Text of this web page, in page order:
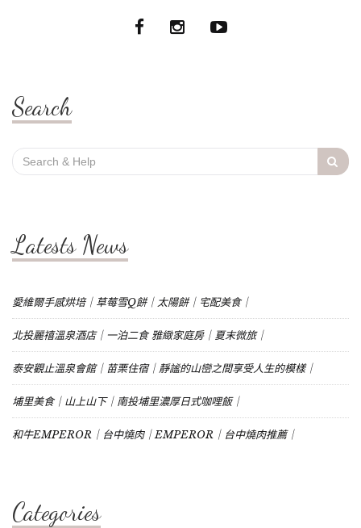
Search
Search
for:
Latests News
愛維爾手感烘培｜草莓雪Q餅｜太陽餅｜宅配美食｜
北投麗禧溫泉酒店｜一泊二食 雅緻家庭房｜夏末微旅｜
泰安觀止溫泉會館｜苗栗住宿｜靜謐的山巒之間享受人生的模樣｜
埔里美食｜山上山下｜南投埔里濃厚日式咖哩飯｜
和牛EMPEROR｜台中燒肉｜EMPEROR｜台中燒肉推薦｜
Categories